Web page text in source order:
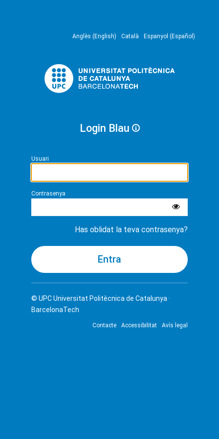
Anglès (English) Català Espanyol (Español)
Login Blau
Usuari
Contrasenya
Has oblidat la teva contrasenya?
© UPCUniversitat Politècnica de Catalunya ·
BarcelonaTech
Contacte Accessibilitat Avís legal